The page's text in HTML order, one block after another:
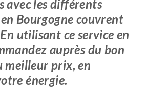
avec les différents
Bourgogne couvrent
utilisant ce service en
auprès du bon
meilleur prix, en
énergie.